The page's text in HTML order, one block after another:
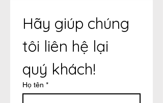
Hãy giúp chúng
tôi liên hệ lại
quý khách!
Họ tên *